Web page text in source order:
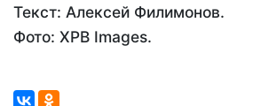
Текст: Алексей Филимонов.
Фото: XPB Images.